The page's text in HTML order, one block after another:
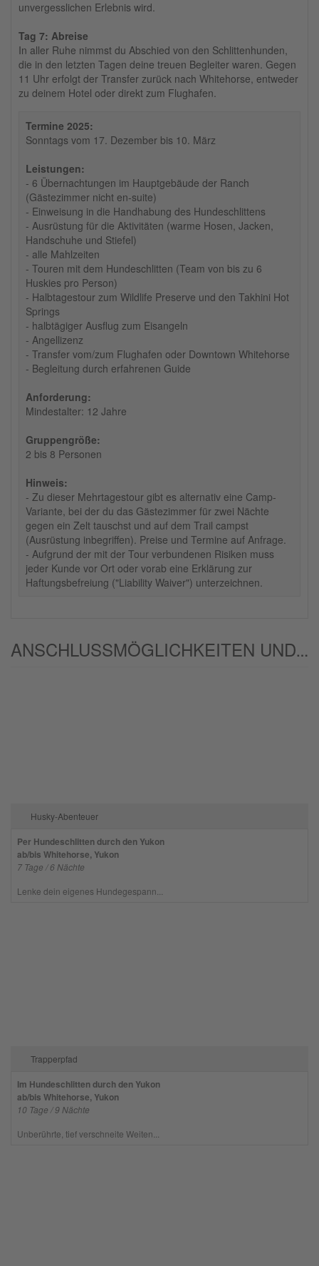
unvergesslichen Erlebnis wird.
Tag 7: Abreise
In aller Ruhe nimmst du Abschied von den Schlittenhunden,
die in den letzten Tagen deine treuen Begleiter waren. Gegen
11 Uhr erfolgt der Transfer zurück nach Whitehorse, entweder
zu deinem Hotel oder direkt zum Flughafen.
Termine 2025:
Sonntags vom 17. Dezember bis 10. März
Leistungen:
- 6 Übernachtungen im Hauptgebäude der Ranch
(Gästezimmer nicht en-suite)
- Einweisung in die Handhabung des Hundeschlittens
- Ausrüstung für die Aktivitäten (warme Hosen, Jacken,
Handschuhe und Stiefel)
- alle Mahlzeiten
- Touren mit dem Hundeschlitten (Team von bis zu 6
Huskies pro Person)
- Halbtagestour zum Wildlife Preserve und den Takhini Hot
Springs
- halbtägiger Ausflug zum Eisangeln
- Angellizenz
- Transfer vom/zum Flughafen oder Downtown Whitehorse
- Begleitung durch erfahrenen Guide
Anforderung:
Mindestalter: 12 Jahre
Gruppengröße:
2 bis 8 Personen
Hinweis:
- Zu dieser Mehrtagestour gibt es alternativ eine Camp-
Variante, bei der du das Gästezimmer für zwei Nächte
gegen ein Zelt tauschst und auf dem Trail campst
(Ausrüstung inbegriffen). Preise und Termine auf Anfrage.
- Aufgrund der mit der Tour verbundenen Risiken muss
jeder Kunde vor Ort oder vorab eine Erklärung zur
Haftungsbefreiung ("Liability Waiver") unterzeichnen.
ANSCHLUSSMÖGLICHKEITEN UND/ODER ALTERNATIVEN:
Husky-Abenteuer
Per Hundeschlitten durch den Yukon
ab/bis Whitehorse, Yukon
7 Tage / 6 Nächte
Lenke dein eigenes Hundegespann...
Trapperpfad
Im Hundeschlitten durch den Yukon
ab/bis Whitehorse, Yukon
10 Tage / 9 Nächte
Unberührte, tief verschneite Weiten...